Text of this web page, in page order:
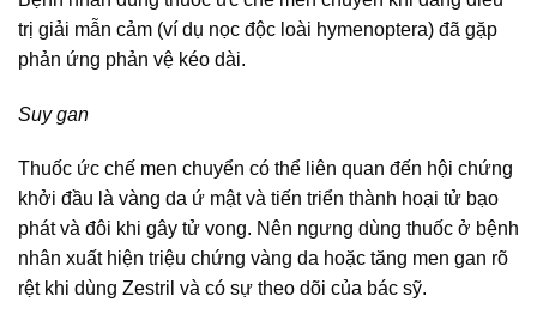
trị giải mẫn cảm (ví dụ nọc độc loài hymenoptera) đã gặp
phản ứng phản vệ kéo dài.
Suy gan
Thuốc ức chế men chuyển có thể liên quan đến hội chứng
khởi đầu là vàng da ứ mật và tiến triển thành hoại tử bạo
phát và đôi khi gây tử vong. Nên ngưng dùng thuốc ở bệnh
nhân xuất hiện triệu chứng vàng da hoặc tăng men gan rõ
rệt khi dùng Zestril và có sự theo dõi của bác sỹ.